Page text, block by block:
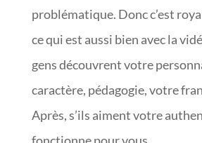
problématique. Donc c’est
ce qui est aussi bien avec la
gens découvrent votre
caractère, pédagogie, votre
Après, s’ils aiment votre